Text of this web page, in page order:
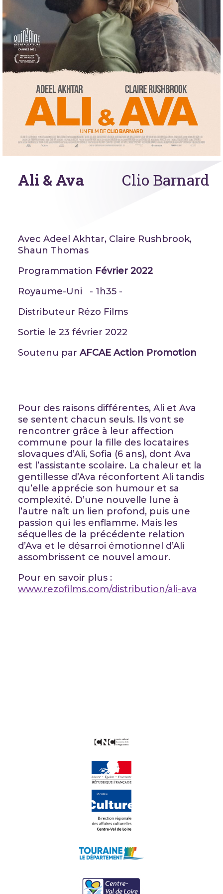
Ali & Ava Clio Barnard
Avec Adeel Akhtar, Claire Rushbrook,
Shaun Thomas
Programmation Février 2022
Royaume-Uni - 1h35 -
Distributeur Rézo Films
Sortie le 23 février 2022
Soutenu par AFCAE Action Promotion
Pour des raisons différentes, Ali et Ava
se sentent chacun seuls. Ils vont se
rencontrer grâce à leur affection
commune pour la fille des locataires
slovaques d’Ali, Sofia (6 ans), dont Ava
est l’assistante scolaire. La chaleur et la
gentillesse d’Ava réconfortent Ali tandis
qu’elle apprécie son humour et sa
complexité. D’une nouvelle lune à
l’autre naît un lien profond, puis une
passion qui les enflamme. Mais les
séquelles de la précédente relation
d’Ava et le désarroi émotionnel d’Ali
assombrissent ce nouvel amour.
Pour en savoir plus :
www.rezofilms.com/distribution/ali-ava